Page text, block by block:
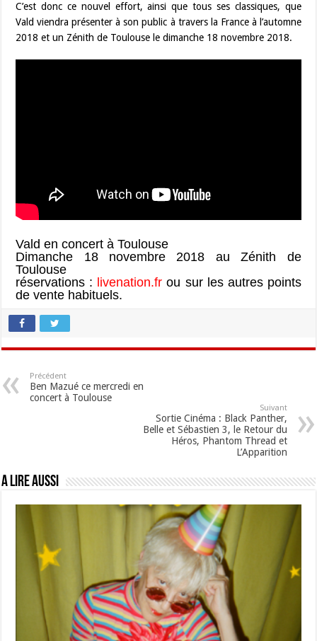
C’est donc ce nouvel effort, ainsi que tous ses classiques, que
Vald viendra présenter à son public à travers la France à l’automne
2018 et un Zénith de Toulouse le dimanche 18 novembre 2018.
Vald en concert à Toulouse
Dimanche 18 novembre 2018 au Zénith de
Toulouse
réservations : livenation.fr ou sur les autres points
de vente habituels.
Précédent
Ben Mazué ce mercredi en
concert à Toulouse
Suivant
Sortie Cinéma : Black Panther,
Belle et Sébastien 3, le Retour du
Héros, Phantom Thread et
L’Apparition
A lire aussi